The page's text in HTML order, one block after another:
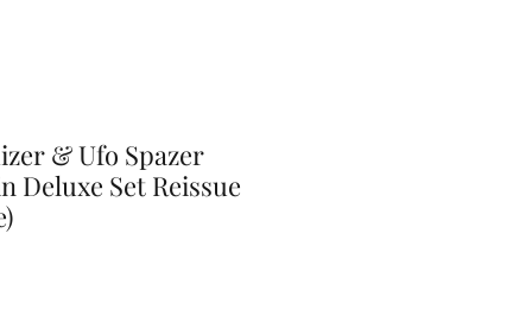
& Ufo Spazer
Deluxe Set Reissue